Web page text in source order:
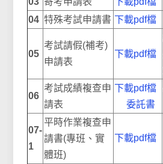
04 特殊考試申請書 下載pdf檔
05
考試請假(補考)
申請表
下載pdf檔
06
考試成績複查申
請表
下載pdf檔
委託書
07-
1
平時作業複查申
請書(專班、實
體班)
下載pdf檔